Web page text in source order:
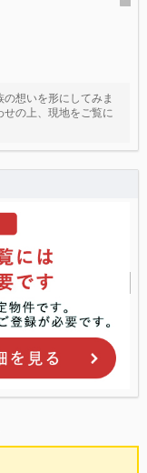
想いを形にしてみま
の上、現地をご覧に